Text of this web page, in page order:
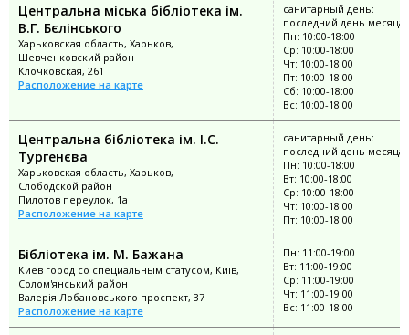
Центральна міська бібліотека ім.
В.Г. Бєлінського
Харьковская область, Харьков,
Шевченковский район
Клочковская, 261
Расположение на карте
санитарный день:
последний день месяца
Пн: 10:00-18:00
Ср: 10:00-18:00
Чт: 10:00-18:00
Пт: 10:00-18:00
Сб: 10:00-18:00
Вс: 10:00-18:00
Центральна бібліотека ім. І.С.
Тургенєва
Харьковская область, Харьков,
Слободской район
Пилотов переулок, 1а
Расположение на карте
санитарный день:
последний день месяца
Пн: 10:00-18:00
Вт: 10:00-18:00
Ср: 10:00-18:00
Чт: 10:00-18:00
Пт: 10:00-18:00
Бібліотека ім. М. Бажана
Киев город со специальным статусом, Київ,
Солом'янський район
Валерія Лобановського проспект, 37
Расположение на карте
Пн: 11:00-19:00
Вт: 11:00-19:00
Ср: 11:00-19:00
Чт: 11:00-19:00
Вс: 11:00-18:00